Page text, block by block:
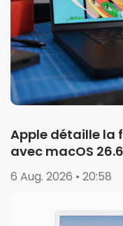
Apple détaille la
avec macOS
14.8.9
6 Aug. 2026 • 20:58